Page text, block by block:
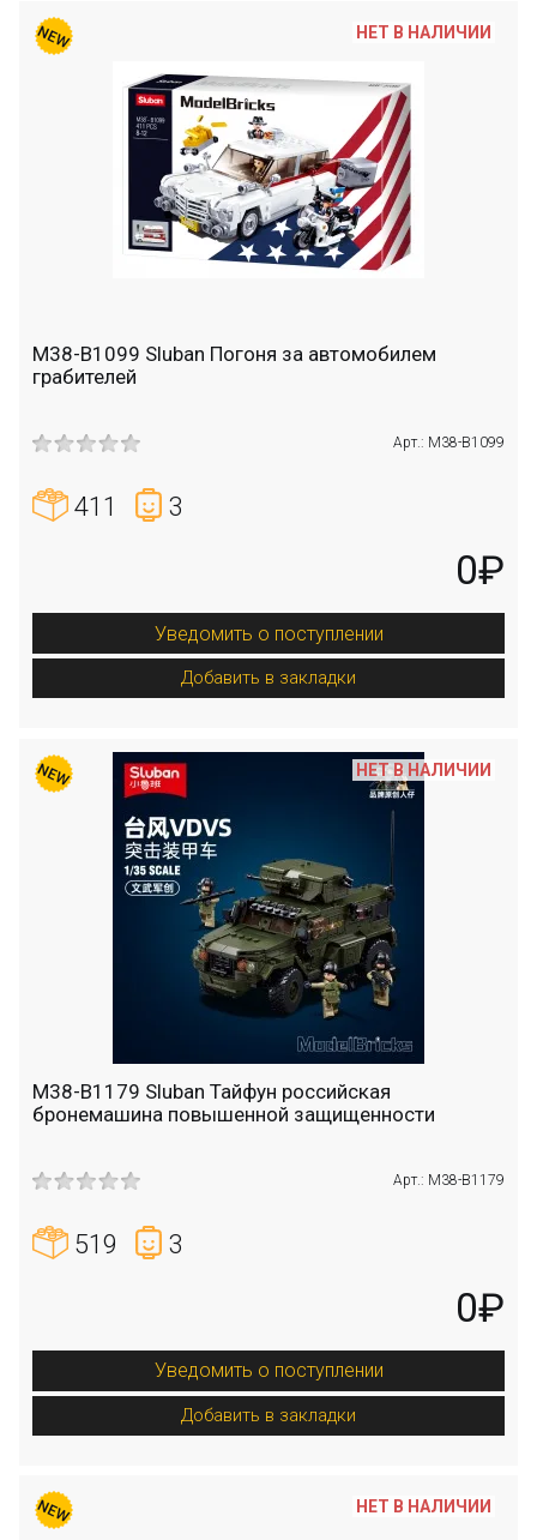
M38-B1099 Sluban Погоня за автомобилем
грабителей
Арт.: M38-B1099
411 3
0₽
Уведомить о поступлении
Добавить в закладки
НЕТ В НАЛИЧИИ
M38-B1179 Sluban Тайфун российская
бронемашина повышенной защищенности
Арт.: M38-B1179
519 3
0₽
Уведомить о поступлении
Добавить в закладки
НЕТ В НАЛИЧИИ
НЕТ В НАЛИЧИИ